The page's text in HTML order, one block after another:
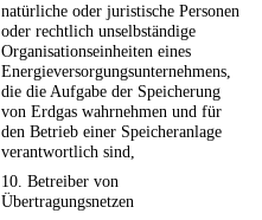
natürliche oder juristische Personen
oder rechtlich unselbständige
Organisationseinheiten eines
Energieversorgungsunternehmens,
die die Aufgabe der Speicherung
von Erdgas wahrnehmen und für
den Betrieb einer Speicheranlage
verantwortlich sind,
10. Betreiber von
Übertragungsnetzen